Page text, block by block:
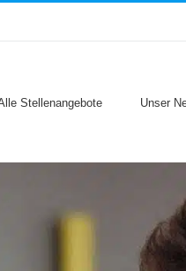
Stellenangebote Unser